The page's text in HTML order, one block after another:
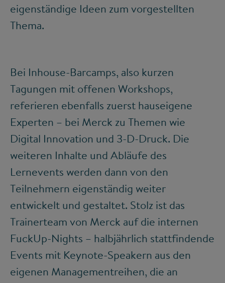
eigenständige Ideen zum vorgestellten
Thema.
Bei Inhouse-Barcamps, also kurzen
Tagungen mit offenen Workshops,
referieren ebenfalls zuerst hauseigene
Experten – bei Merck zu Themen wie
Digital Innovation und 3-D-Druck. Die
weiteren Inhalte und Abläufe des
Lernevents werden dann von den
Teilnehmern eigenständig weiter
entwickelt und gestaltet. Stolz ist das
Trainerteam von Merck auf die internen
FuckUp-Nights – halbjährlich stattfindende
Events mit Keynote-Speakern aus den
eigenen Managementreihen, die an